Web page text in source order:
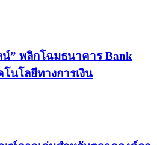
น์” พลิกโฉมธนาคาร Bank
นโลยีทางการเงิน